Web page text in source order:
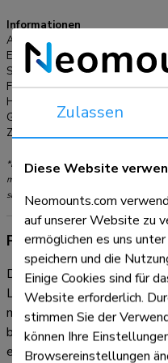
sicheres und praktisches
den Bildschirm schnell und
können. Die Halterungen
(nicht im Lieferumfang
Bildschirm zusätzlich zu schützen. Für eine
effektive Aufbewahrung
Rack an der linken oder
angebracht werden.
Informationen
Artikelnummer:
EAN:
Serie:
LEVEL
Farbe:
Hauptmaterial:
Garantie:
Zertifizierung:
*Bitte beachten: Die angegebenen
mit dem Gewicht und den VESA-
sind absolute Beschränkungen für die
Produktinformationen
Die Neomounts WL30-
Lösung, um ein
mit einer maximalen
befestigen. Diese
eine hochprofilierte
Zulassen
Diese Website
Neomounts.com
auf unserer Website zu
ermöglichen es uns
speichern und die
Einige Cookies sind für
Website erforderlich.
stimmen Sie der
können Ihre
Browsereinstellungen